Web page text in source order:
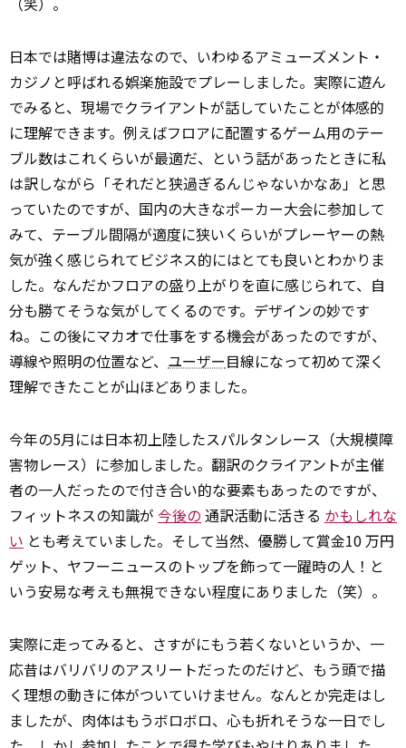
日本では賭博は違法なので、いわゆるアミューズメント・
カジノと呼ばれる娯楽施設でプレーしました。実際に遊ん
でみると、現場でクライアントが話していたことが体感的
に理解できます。例えばフロアに配置するゲーム用のテー
ブル数はこれくらいが最適だ、という話があったときに私
は訳しながら「それだと狭過ぎるんじゃないかなあ」と思
っていたのですが、国内の大きなポーカー大会に参加して
みて、テーブル間隔が適度に狭いくらいがプレーヤーの熱
気が強く感じられてビジネス的にはとても良いとわかりま
した。なんだかフロアの盛り上がりを直に感じられて、自
分も勝てそうな気がしてくるのです。デザインの妙です
ね。この後にマカオで仕事をする機会があったのですが、
導線や照明の位置など、 ユーザー目線になって初めて深く
理解できたことが山ほどありました。
今年の5月には日本初上陸したスパルタンレース（大規模障
害物レース）に参加しました。翻訳のクライアントが主催
者の一人だったので付き合い的な要素もあったのですが、
フィットネスの知識が 今後の 通訳活動に活きる かもしれな
い とも考えていました。そして当然、優勝して賞金10 万円
ゲット、ヤフーニュースのトップを飾って一躍時の人！と
いう安易な考えも無視できない程度にありました（笑）。
実際に走ってみると、さすがにもう若くないというか、一
応昔はバリバリのアスリートだったのだけど、もう頭で描
く理想の動きに体がついていけません。なんとか完走はし
ましたが、肉体はもうボロボロ、心も折れそうな一日でし